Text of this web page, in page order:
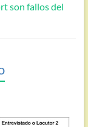
son fallos del